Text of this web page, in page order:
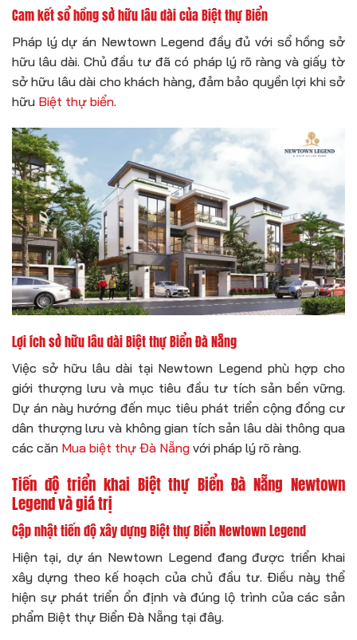
Cam kết sổ hồng sở hữu lâu dài của Biệt thự Biển
Pháp lý dự án Newtown Legend đầy đủ với sổ hồng sở
hữu lâu dài. Chủ đầu tư đã có pháp lý rõ ràng và giấy tờ
sở hữu lâu dài cho khách hàng, đảm bảo quyền lợi khi sở
hữu Biệt thự biển.
Lợi ích sở hữu lâu dài Biệt thự Biển Đà Nẵng
Việc sở hữu lâu dài tại Newtown Legend phù hợp cho
giới thượng lưu và mục tiêu đầu tư tích sản bền vững.
Dự án này hướng đến mục tiêu phát triển cộng đồng cư
dân thượng lưu và không gian tích sản lâu dài thông qua
các căn Mua biệt thự Đà Nẵng với pháp lý rõ ràng.
Tiến độ triển khai Biệt thự Biển Đà Nẵng Newtown
Legend và giá trị
Cập nhật tiến độ xây dựng Biệt thự Biển Newtown Legend
Hiện tại, dự án Newtown Legend đang được triển khai
xây dựng theo kế hoạch của chủ đầu tư. Điều này thể
hiện sự phát triển ổn định và đúng lộ trình của các sản
phẩm Biệt thự Biển Đà Nẵng tại đây.